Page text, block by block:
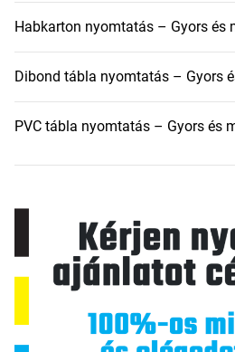
Habkarton nyomtatás – Gyors és
Dibond tábla nyomtatás – Gyors
PVC tábla nyomtatás – Gyors és